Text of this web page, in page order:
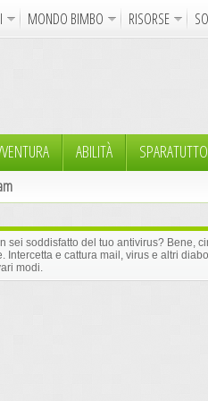
MONDO BIMBO RISORSE
Crea il Disegno I Vostri Nomi
Notizie Religione
Glitter
ABILITÀ SPARATUTTO
sei soddisfatto del tuo antivirus? Bene,
e cattura mail, virus e altri
modi.